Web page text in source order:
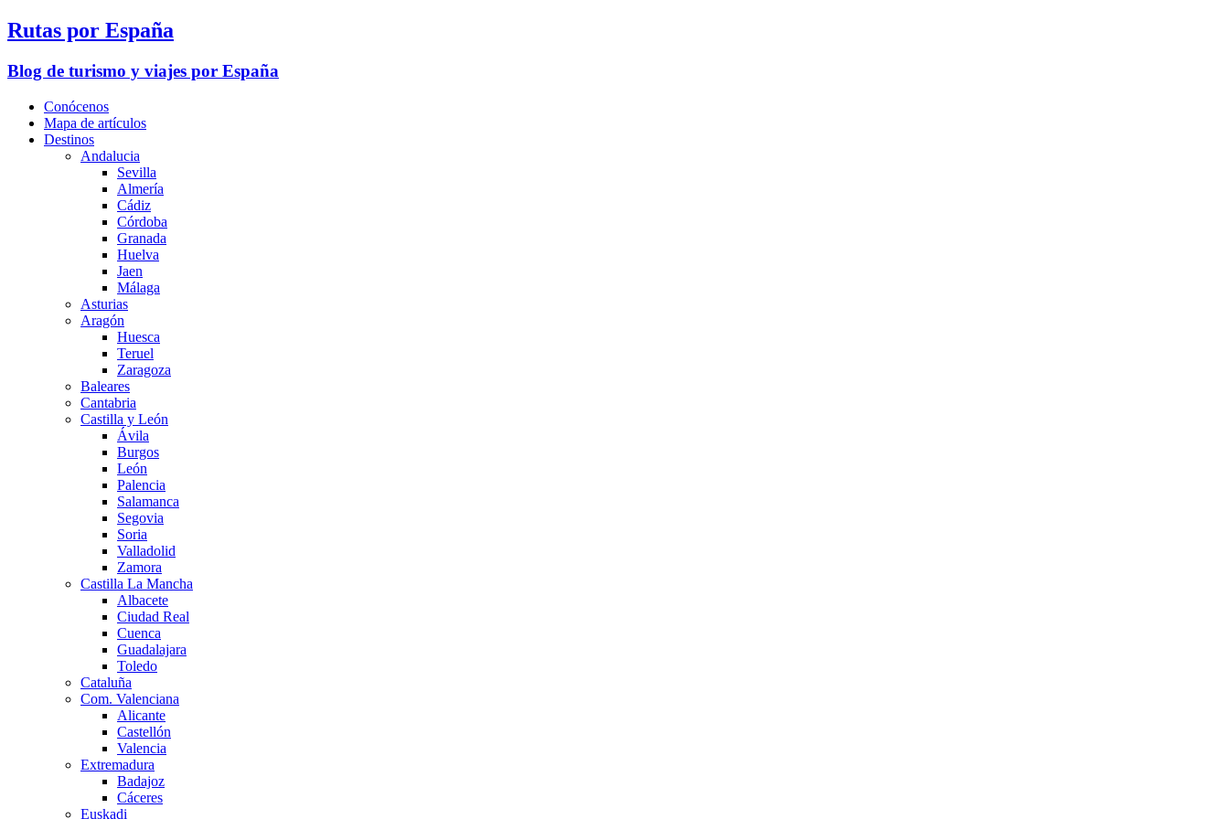
Rutas por España
Blog de turismo y viajes por España
Conócenos
Mapa de artículos
Destinos
Andalucia
Sevilla
Almería
Cádiz
Córdoba
Granada
Huelva
Jaen
Málaga
Asturias
Aragón
Huesca
Teruel
Zaragoza
Baleares
Cantabria
Castilla y León
Ávila
Burgos
León
Palencia
Salamanca
Segovia
Soria
Valladolid
Zamora
Castilla La Mancha
Albacete
Ciudad Real
Cuenca
Guadalajara
Toledo
Cataluña
Com. Valenciana
Alicante
Castellón
Valencia
Extremadura
Badajoz
Cáceres
Euskadi